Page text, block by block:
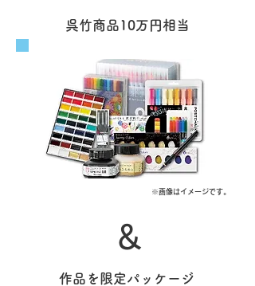
呉竹商品10万円相当
※画像はイメージです。
＆
​作品を限定パッケージ